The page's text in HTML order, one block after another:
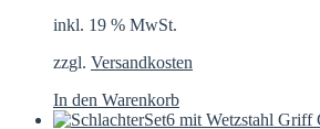
inkl. 19 % MwSt.
zzgl. Versandkosten
In den Warenkorb